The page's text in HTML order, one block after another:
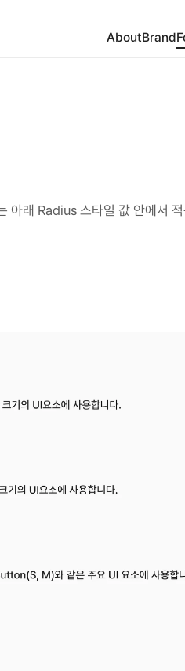
아래 Radius 스타일 값 안에서
AboutBrand